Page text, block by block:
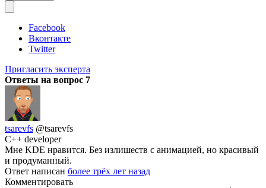
Facebook
Вконтакте
Twitter
Пригласить эксперта
Ответы на вопрос 7
tsarevfs @tsarevfs
C++ developer
Мне KDE нравится. Без излишеств с анимацией, но красивый
и продуманный.
Ответ написан более трёх лет назад
Комментировать